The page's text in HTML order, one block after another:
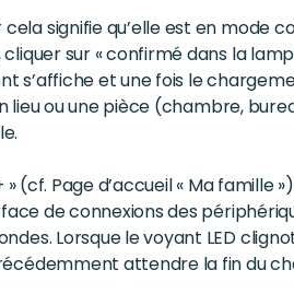
signifie qu’elle est en mode
sur « confirmé dans la
s’affiche et une fois le
ou une pièce (chambre,
(cf. Page d’accueil « Ma famille
de connexions des
Lorsque le voyant LED
attendre la fin du